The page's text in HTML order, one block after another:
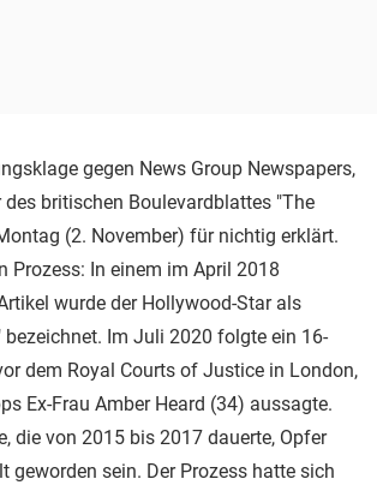
gegen News Group Newspapers,
des britischen Boulevardblattes "The
(2. November) für nichtig erklärt.
Prozess: In einem im April 2018
wurde der Hollywood-Star als
bezeichnet. Im Juli 2020 folgte ein 16-
dem Royal Courts of Justice in London,
Ex-Frau Amber Heard (34) aussagte.
die von 2015 bis 2017 dauerte, Opfer
geworden sein. Der Prozess hatte sich